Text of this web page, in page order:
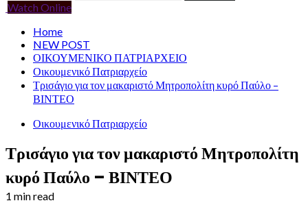
Watch Online
Home
NEW POST
ΟΙΚΟΥΜΕΝΙΚΟ ΠΑΤΡΙΑΡΧΕΙΟ
Οικουμενικό Πατριαρχείο
Τρισάγιο για τον μακαριστό Μητροπολίτη κυρό Παύλο –
ΒΙΝΤΕΟ
Οικουμενικό Πατριαρχείο
Τρισάγιο για τον μακαριστό Μητροπολίτη
κυρό Παύλο – ΒΙΝΤΕΟ
1 min read